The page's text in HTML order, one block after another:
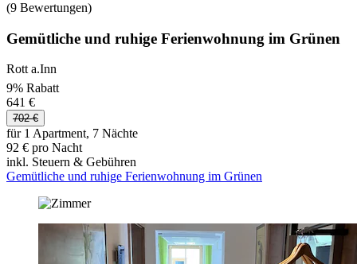
(9 Bewertungen)
Gemütliche und ruhige Ferienwohnung im Grünen
Rott a.Inn
9% Rabatt
641 €
702 €
für 1 Apartment, 7 Nächte
92 € pro Nacht
inkl. Steuern & Gebühren
Gemütliche und ruhige Ferienwohnung im Grünen